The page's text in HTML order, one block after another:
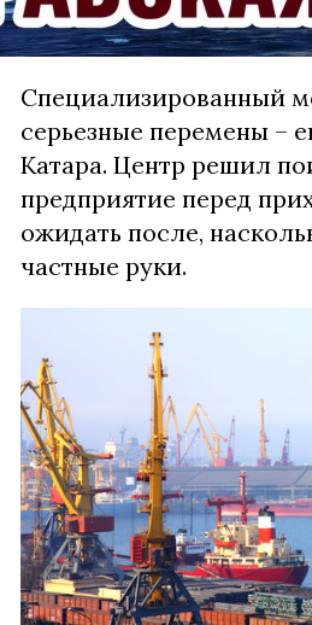
Специализированный
серьезные перемены –
Катара. Центр решил
предприятие перед
ожидать после,
частные руки.